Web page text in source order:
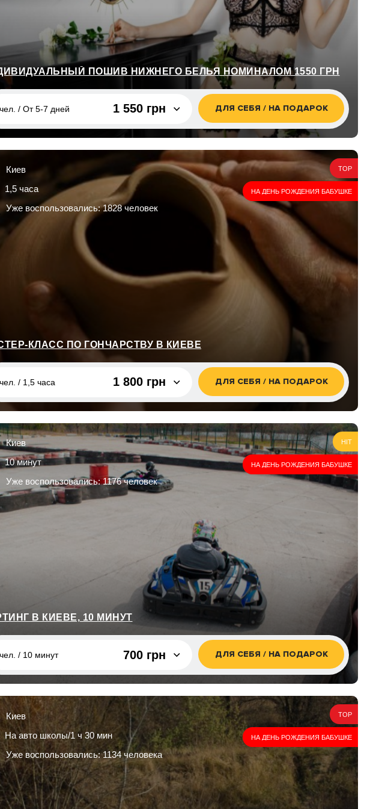
ПОШИВ НИЖНЕГО БЕЛЬЯ НОМИНАЛОМ 1550 ГРН
/ От 5-7 дней 1 550 грн
/ От 5-7 дней 2 000 грн
ДЛЯ СЕБЯ / НА ПОДАРОК
Киев
1,5 часа
Уже воспользовались: 1828 человек
TOP
НА ДЕНЬ РОЖДЕНИЯ БАБУШКЕ
КЛАСС ПО ГОНЧАРСТВУ В КИЕВЕ
/ 1,5 часа 1 800 грн
/ 1,5 часа 2 500 грн
ДЛЯ СЕБЯ / НА ПОДАРОК
Киев
10 минут
Уже воспользовались: 1176 человек
HIT
НА ДЕНЬ РОЖДЕНИЯ БАБУШКЕ
В КИЕВЕ, 10 МИНУТ
/ 10 минут 700 грн
/ 20 минут 1 300 грн
/ 30 минут 1 800 грн
/ 40 минут 2 800 грн
/ 50 минут 3 500 грн
/ 60 минут 4 200 грн
ДЛЯ СЕБЯ / НА ПОДАРОК
Киев
На авто школы/1 ч 30 мин
Уже воспользовались: 1134 человека
TOP
НА ДЕНЬ РОЖДЕНИЯ БАБУШКЕ